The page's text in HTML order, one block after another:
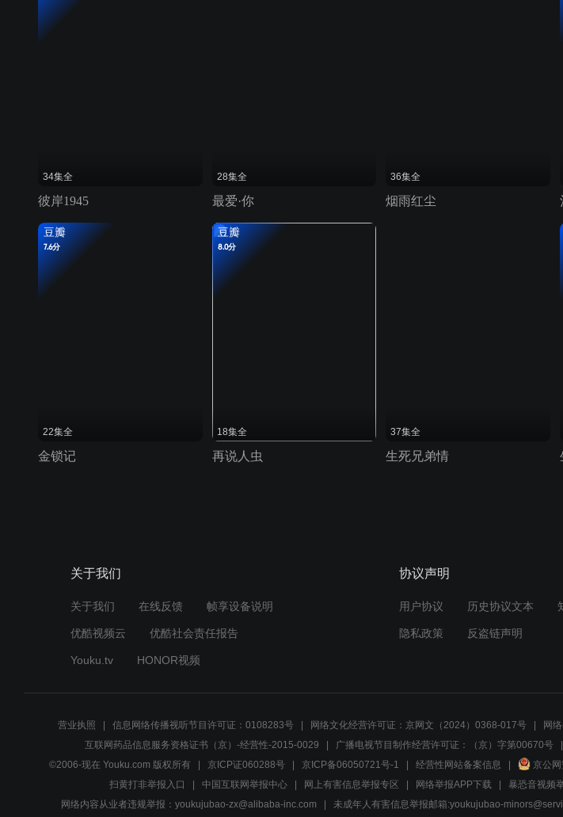
34集全
彼岸1945
28集全
最爱·你
36集全
烟雨红尘
豆瓣
7.6分
22集全
金锁记
豆瓣
8.0分
18集全
再说人虫
37集全
生死兄弟情
关于我们
关于我们 在线反馈 帧享设备说明
优酷视频云 优酷社会责任报告
Youku.tv HONOR视频
协议声明
用户协议 历史协议文本
隐私政策 反盗链声明
营业执照 信息网络传播视听节目许可证：0108283号 网络文化经营许可证：京网文（2024）0368-017号 网
互联网药品信息服务资格证书（京）-经营性-2015-0029
广播电视节目制作经营许可证：（京）字第00670号
©2006-现在 Youku.com 版权所有
京ICP证060288号 京ICP备06050721号-1 经营性网站备案信息 京公
扫黄打非举报入口
中国互联网举报中心 网上有害信息举报专区 网络举报APP下载 暴恐音视频
网络内容从业者违规举报：youkujubao-zx@alibaba-inc.com
未成年人有害信息举报邮箱:youkujubao-